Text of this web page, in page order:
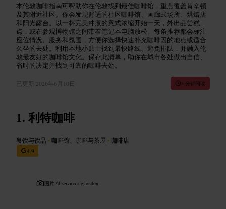
本伦敦咖啡指南可帮助你在伦敦找到最佳咖啡馆，重点覆盖肯辛顿
及其附近社区。你会发现舒适的社区咖啡馆、画廊式场所、烘焙店
和阳光露台。以一杯完美冲煮的意式浓缩开始一天，外出品尝糕
点，或在参观博物馆之间带着笔记本电脑放松。每条推荐都会标注
座位情况、服务和氛围，方便你选择快速补充咖啡因的地点或适合
久坐的去处。利用本地小贴士找到最快路线、避免排队，并融入伦
敦最友好的咖啡馆文化。保存此清单，助你在城市各处做出自信、
省时的决定并找到可靠的咖啡去处。
已更新 2026年6月10日 8 分钟阅读
利特咖啡
餐饮与饮品 •咖啡馆、咖啡与茶屋 •咖啡店
4.9
图片 /dlservicecafe.london